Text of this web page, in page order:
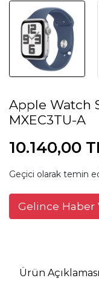
Apple Watch
MXEC3TU-A
10.140,00
Geçici olarak temin
Gelince Haber
Ürün Açıklaması